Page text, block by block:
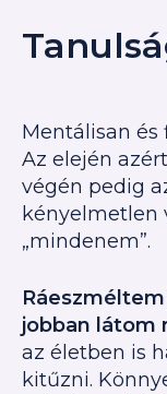
Mentálisan és
Az elején
végén pedig
kényelmetlen
„mindenem”.
jobban látom
az életben is
kitűzni.